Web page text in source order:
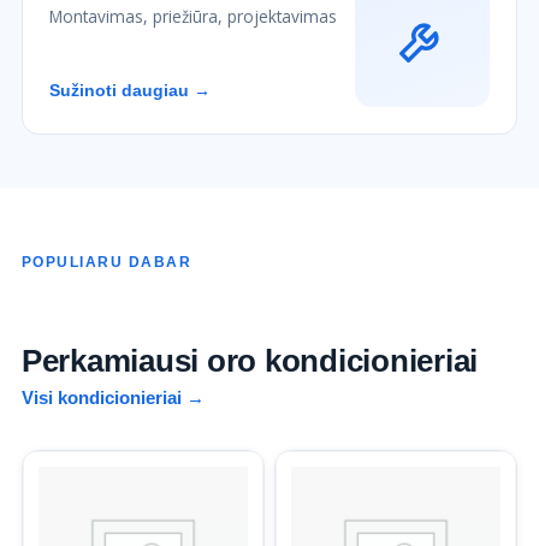
Montavimas, priežiūra, projektavimas
Sužinoti daugiau →
POPULIARU DABAR
Perkamiausi oro kondicionieriai
Visi kondicionieriai →